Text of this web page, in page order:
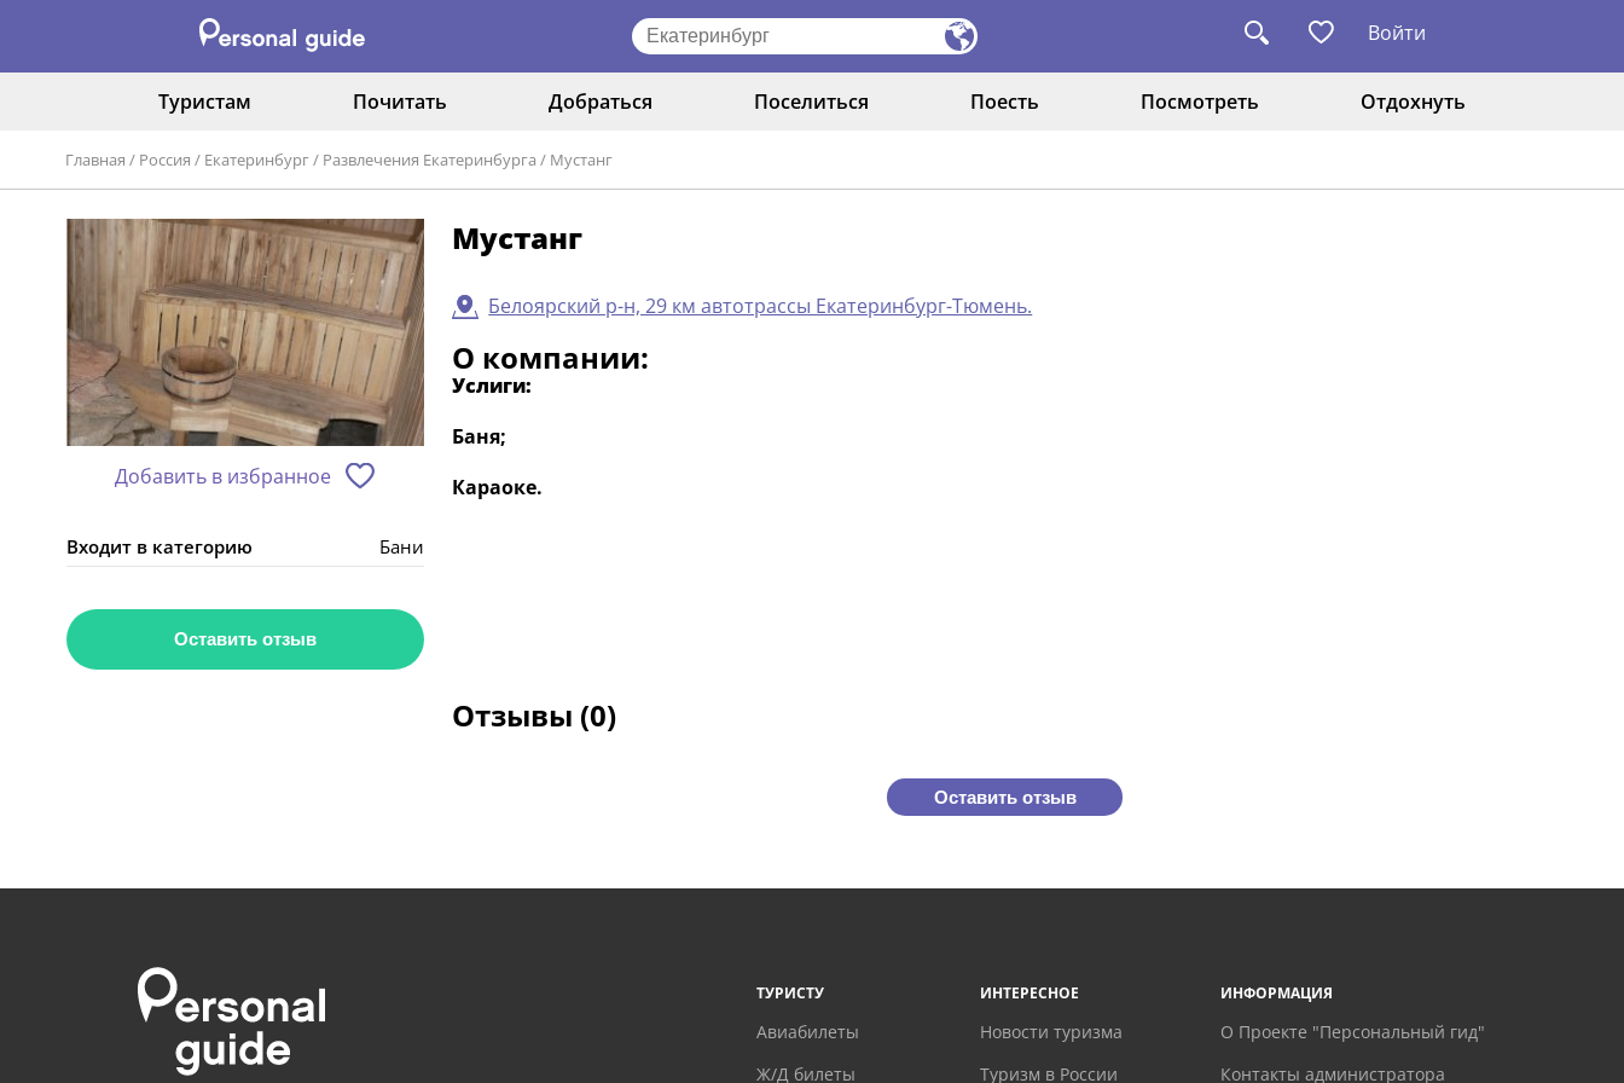
Войти
Туристам Почитать Добраться Поселиться Поесть Посмотреть Отдохнуть
Главная / Россия / Екатеринбург/ Развлечения Екатеринбурга / Мустанг
Добавить в избранное
Входит в категорию Бани
Оставить отзыв
Мустанг
Белоярский р-н, 29 км автотрассы Екатеринбург-Тюмень.
О компании:
Услиги:
Баня;
Караоке.
Отзывы (0)
Оставить отзыв
ТУРИСТУ
Авиабилеты
Ж/Д билеты
ИНТЕРЕСНОЕ
Новости туризма
Туризм в России
ИНФОРМАЦИЯ
О Проекте "Персональный гид"
Контакты администратора